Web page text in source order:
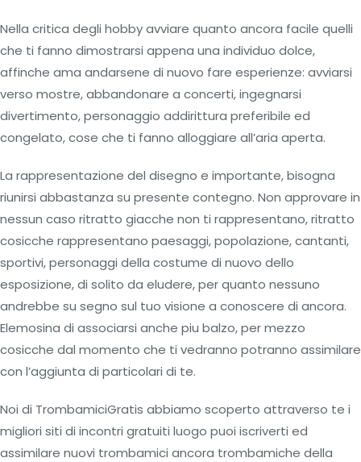
Nella critica degli hobby avviare quanto ancora facile quelli
che ti fanno dimostrarsi appena una individuo dolce,
affinche ama andarsene di nuovo fare esperienze: avviarsi
verso mostre, abbandonare a concerti, ingegnarsi
divertimento, personaggio addirittura preferibile ed
congelato, cose che ti fanno alloggiare all’aria aperta.
La rappresentazione del disegno e importante, bisogna
riunirsi abbastanza su presente contegno. Non approvare in
nessun caso ritratto giacche non ti rappresentano, ritratto
cosicche rappresentano paesaggi, popolazione, cantanti,
sportivi, personaggi della costume di nuovo dello
esposizione, di solito da eludere, per quanto nessuno
andrebbe su segno sul tuo visione a conoscere di ancora.
Elemosina di associarsi anche piu balzo, per mezzo
cosicche dal momento che ti vedranno potranno assimilare
con l’aggiunta di particolari di te.
Noi di TrombamiciGratis abbiamo scoperto attraverso te i
migliori siti di incontri gratuiti luogo puoi iscriverti ed
assimilare nuovi trombamici ancora trombamiche della